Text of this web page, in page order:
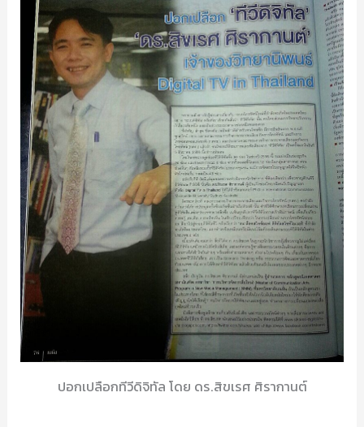
ปอกเปลือกทีวีดิจิทัล โดย ดร.สิขเรศ ศิรากานต์